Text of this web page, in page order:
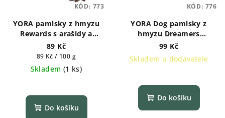
YORA pamlsky z hmyzu
Rewards s arašídy a
banánem 100g
89 Kč
Měrná
cena:
89 Kč / 100 g
Skladem (1 ks)
hodnocení
produktu
Do košíku
KÓD: 773
YORA Dog pamlsky z
hmyzu Dreamers
zklidňující 100g
99 Kč
Skladem u dodavatele
hodnocení
produktu
Do košíku
KÓD: 776